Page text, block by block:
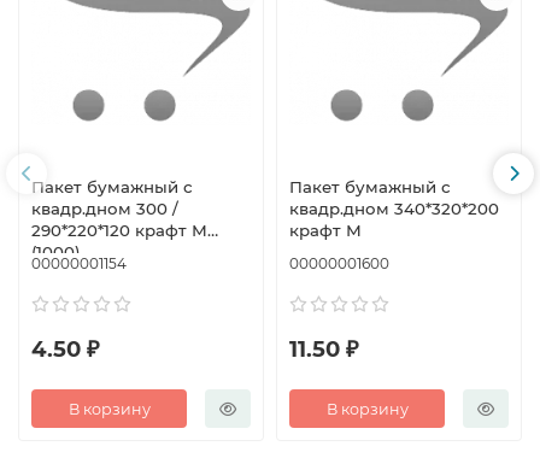
Пакет бумажный с
квадр.дном 300 /
290*220*120 крафт М
(1000)
00000001154
4.50 ₽
В корзину
Пакет бумажный с
квадр.дном 340*320*200
крафт М
00000001600
11.50 ₽
В корзину